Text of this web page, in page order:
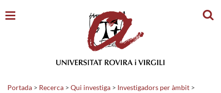
Portada > Recerca > Qui investiga > Investigadors per àmbit >